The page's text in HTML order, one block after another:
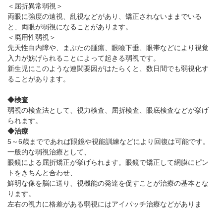
＜屈折異常弱視＞
両眼に強度の遠視、乱視などがあり、矯正されないままでいる
と、両眼が弱視になることがあります。
＜廃用性弱視＞
先天性白内障や、まぶたの腫瘍、眼瞼下垂、眼帯などにより視覚
入力が妨げられることによって起きる弱視です。
新生児にこのような連関要因がはたらくと、数日間でも弱視化す
ることがあります。
◆検査
弱視の検査法として、視力検査、屈折検査、眼底検査などが挙げ
られます。
◆治療
5～6歳までであれば眼鏡や視能訓練などにより回復は可能です。
一般的な弱視治療として、
眼鏡による屈折矯正が挙げられます。眼鏡で矯正して網膜にピン
トをきちんと合わせ、
鮮明な像を脳に送り、視機能の発達を促すことが治療の基本とな
ります。
左右の視力に格差がある弱視にはアイパッチ治療などがありま